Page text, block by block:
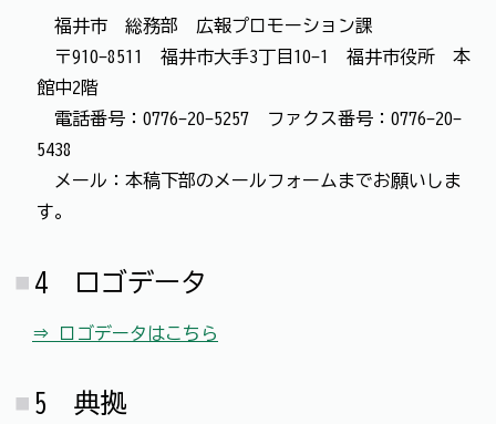
福井市 総務部 広報プロモーション課
〒910-8511 福井市大手3丁目10-1 福井市役所 本
館中2階
電話番号：0776-20-5257 ファクス番号：0776-20-
5438
メール：本稿下部のメールフォームまでお願いしま
す。
4 ロゴデータ
⇒ ロゴデータはこちら
5 典拠